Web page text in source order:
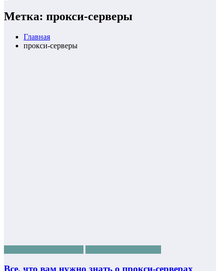
Метка: прокси-серверы
Главная
прокси-серверы
Все, что вам нужно знать о прокси-серверах